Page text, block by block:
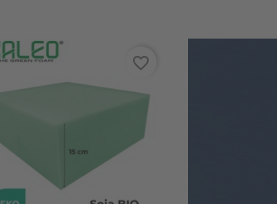
favorite_border